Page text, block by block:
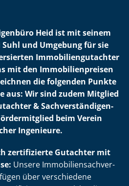
Heid ist mit seinem
und Umgebung für sie
Im­mo­bi­li­en­gut­ach­ter
mit den Im­mo­bi­li­en­prei­sen
die folgenden Punkte
aus: Wir sind zudem Mitglied
& Sach­ver­stän­di­gen­
beim Verein
Ingenieure.
zertifizierte Gutachter mit
Unsere Im­mo­bi­li­en­sach­ver­
über verschiedene